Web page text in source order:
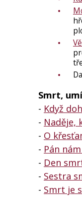
Smrt,
- Když
- Naděje,
- O
- Pán
- Den
- Sestra
- Smrt je